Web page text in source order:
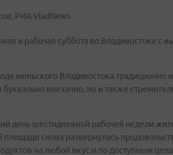
РИА VladNews
и рабочая суббота во Владивостоке с
июньского Владивостока
буквально внезапно, но и также
день шестидневной рабочей недели
площади снова развернулась
на любой вкус и по доступным